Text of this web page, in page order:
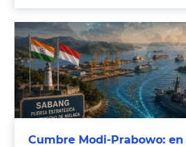
Cumbre Modi-Prabowo: